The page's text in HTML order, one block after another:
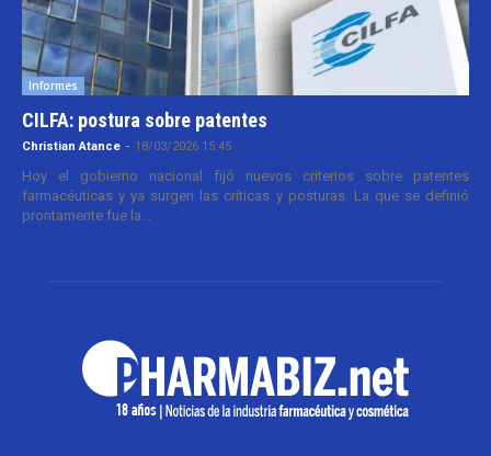
Informes
CILFA: postura sobre patentes
Christian Atance - 18/03/2026 15:45
Hoy el gobierno nacional fijó nuevos criterios sobre patentes
farmacéuticas y ya surgen las críticas y posturas. La que se definió
prontamente fue la...